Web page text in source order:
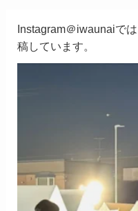
Instagram＠iwaunaiで
稿しています。